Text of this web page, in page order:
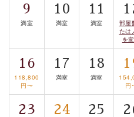
■貸切温泉風呂 （40分2000
眺望はございませんが、源
む貸切温泉風呂です。ゆっ
トな空間をお愉しみください
【旅】
■諏訪大社4社を巡る無料参
9
満室
10
満室
11
満室
部屋
たは
を
16
118,800
円〜
17
満室
18
満室
円
23 24 25